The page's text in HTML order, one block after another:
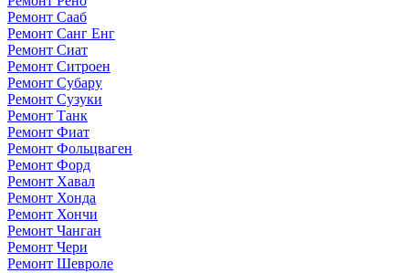
Ремонт Сааб
Ремонт Санг Енг
Ремонт Сиат
Ремонт Ситроен
Ремонт Субару
Ремонт Сузуки
Ремонт Танк
Ремонт Фиат
Ремонт Фольцваген
Ремонт Форд
Ремонт Хавал
Ремонт Хонда
Ремонт Хончи
Ремонт Чанган
Ремонт Чери
Ремонт Шевроле